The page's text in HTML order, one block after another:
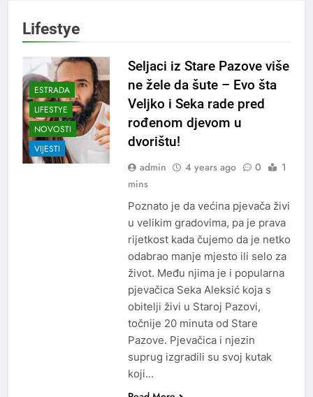
Lifestye
ESTRADA
LIFESTYE
NOVOSTI
VIJESTI
Seljaci iz Stare Pazove više
ne žele da šute – Evo šta
Veljko i Seka rade pred
rođenom djevom u
dvorištu!
admin 4 years ago 0
1
mins
Poznato je da većina pjevača živi
u velikim gradovima, pa je prava
rijetkost kada čujemo da je netko
odabrao manje mjesto ili selo za
život. Među njima je i popularna
pjevačica Seka Aleksić koja s
obitelji živi u Staroj Pazovi,
točnije 20 minuta od Stare
Pazove. Pjevačica i njezin
suprug izgradili su svoj kutak
koji…